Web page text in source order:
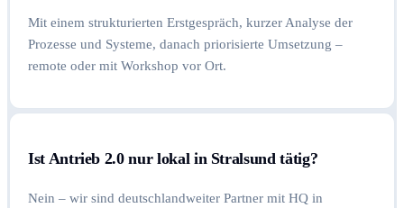
Mit einem strukturierten Erstgespräch, kurzer Analyse der
Prozesse und Systeme, danach priorisierte Umsetzung –
remote oder mit Workshop vor Ort.
Ist Antrieb 2.0 nur lokal in Stralsund tätig?
Nein – wir sind deutschlandweiter Partner mit HQ in